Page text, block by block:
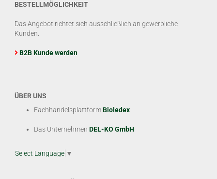
BESTELLMÖGLICHKEIT
Das Angebot richtet sich ausschließlich an gewerbliche
Kunden.
B2B Kunde werden
ÜBER UNS
FachhandelsplattformBioledex
Das Unternehmen DEL-KO GmbH
Select Language ▼